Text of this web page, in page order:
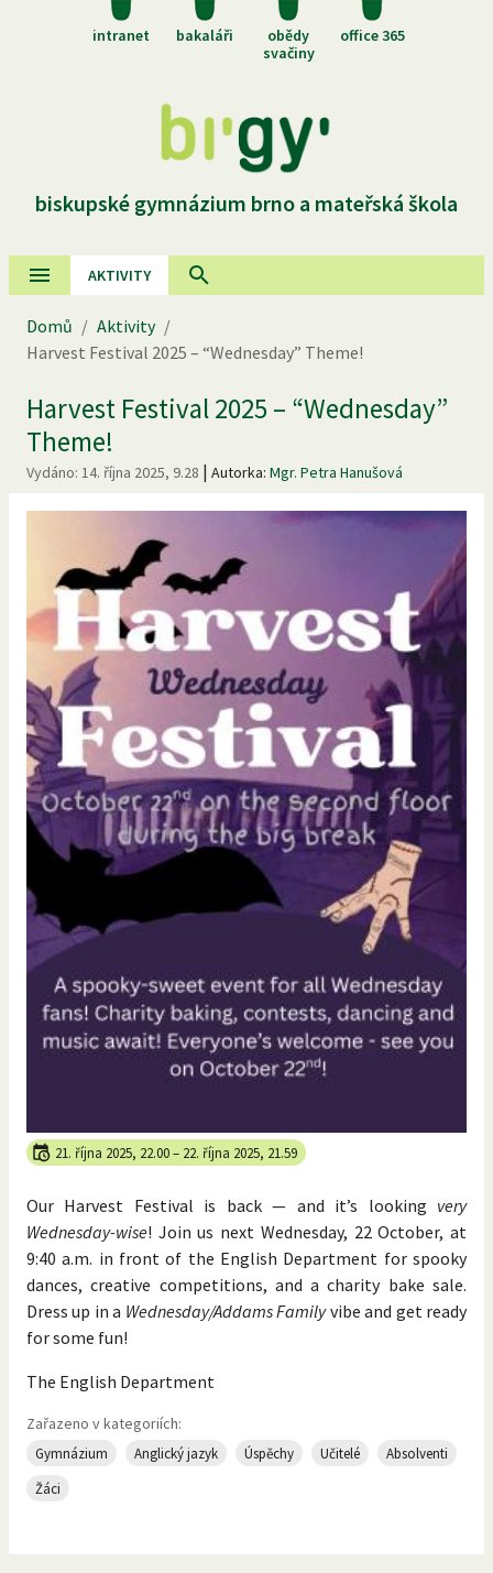
intranet bakaláři
obědy
svačiny
office 365
biskupské gymnázium brno a mateřská škola
AKTIVITY
Domů / Aktivity /
Harvest Festival 2025 – “Wednesday” Theme!
Harvest Festival 2025 – “Wednesday”
Theme!
Vydáno: 14. října 2025, 9.28 | Autorka: Mgr. Petra Hanušová
21. října 2025, 22.00– 22. října 2025, 21.59
Our Harvest Festival is back — and it’s looking very
Wednesday-wise! Join us next Wednesday, 22 October, at
9:40 a.m. in front of the English Department for spooky
dances, creative competitions, and a charity bake sale.
Dress up in a Wednesday/Addams Familyvibe and get ready
for some fun!
The English Department
Zařazeno v kategoriích:
Gymnázium Anglický jazyk Úspěchy Učitelé
Absolventi
Žáci